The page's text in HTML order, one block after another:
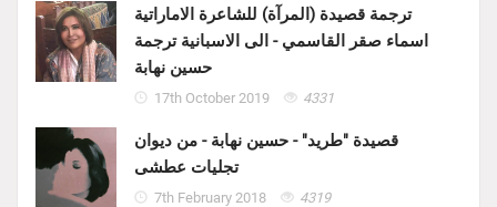
ترجمة قصيدة (المرآة) للشاعرة الاماراتية
اسماء صقر القاسمي - الى الاسبانية ترجمة
حسين نهابة
17th October 2019 4331
قصيدة "طريد" - حسين نهابة - من ديوان
تجليات عطشى
7th February 2018 4319